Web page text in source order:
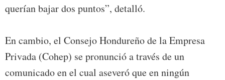
querían bajar dos puntos”, detalló.
En cambio, el Consejo Hondureño de la Empresa
Privada (Cohep) se pronunció a través de un
comunicado en el cual aseveró que en ningún